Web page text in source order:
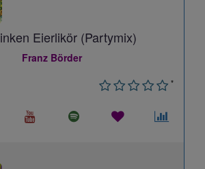
Eierlikör (Partymix)
Franz Börder
*